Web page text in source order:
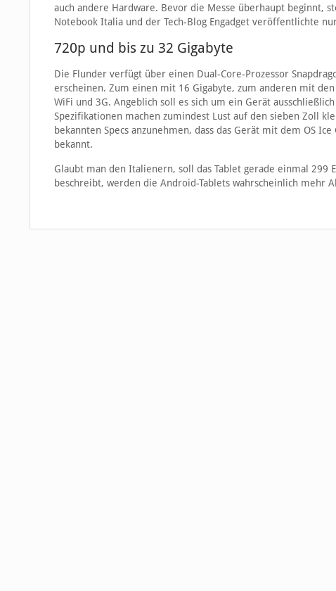
auch andere Hardware. Bevor die Messe überhaupt beginnt,
Notebook Italia und der Tech-Blog Engadget veröffentlichte
720p und bis zu 32 Gigabyte
Die Flunder verfügt über einen Dual-Core-Prozessor
erscheinen. Zum einen mit 16 Gigabyte, zum anderen mit
WiFi und 3G. Angeblich soll es sich um ein Gerät
Spezifikationen machen zumindest Lust auf den sieben Zoll
bekannten Specs anzunehmen, dass das Gerät mit dem OS
bekannt.
Glaubt man den Italienern, soll das Tablet gerade einmal 299
beschreibt, werden die Android-Tablets wahrscheinlich mehr